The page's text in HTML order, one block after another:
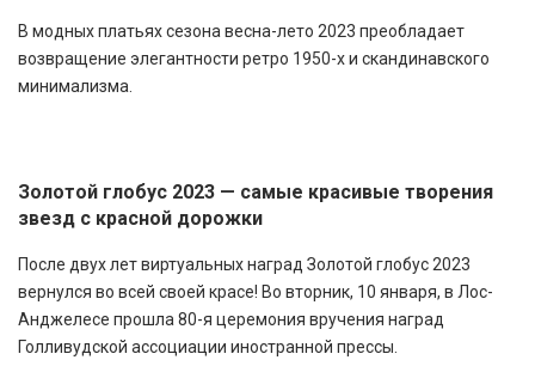
В модных платьях сезона весна-лето 2023 преобладает
возвращение элегантности ретро 1950-х и скандинавского
минимализма.
Золотой глобус 2023 — самые красивые творения
звезд с красной дорожки
После двух лет виртуальных наград Золотой глобус 2023
вернулся во всей своей красе! Во вторник, 10 января, в Лос-
Анджелесе прошла 80-я церемония вручения наград
Голливудской ассоциации иностранной прессы.